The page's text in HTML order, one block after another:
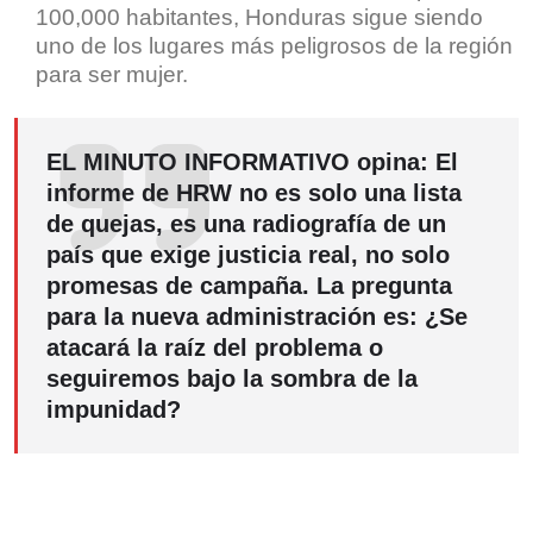
100,000 habitantes, Honduras sigue siendo
uno de los lugares más peligrosos de la región
para ser mujer.
EL MINUTO INFORMATIVO opina: El
informe de HRW no es solo una lista
de quejas, es una radiografía de un
país que exige justicia real, no solo
promesas de campaña. La pregunta
para la nueva administración es: ¿Se
atacará la raíz del problema o
seguiremos bajo la sombra de la
impunidad?